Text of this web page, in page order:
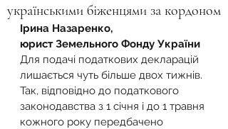
українськими біженцями за кордоном
Ірина Назаренко,
юрист Земельного Фонду України
Для подачі податкових декларацій
лишається чуть більше двох тижнів.
Так, відповідно до податкового
законодавства з 1 січня і до 1 травня
кожного року передбачено